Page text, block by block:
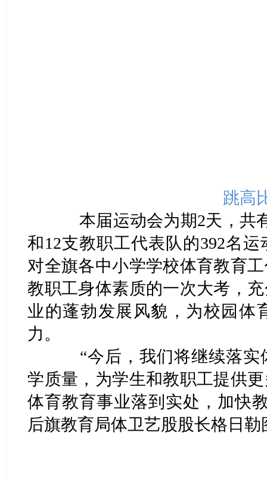
跳高
本届运动会为期2天，共
和12支教职工代表队的392名
对全旗各中小学学校体育教育
教职工身体素质的一次大考，
业的蓬勃发展风貌，为校园体
力。
“今后，我们将继续落实
学质量，为学生和教职工提供
体育教育事业落到实处，加快
后旗教育局体卫艺股股长格日勒